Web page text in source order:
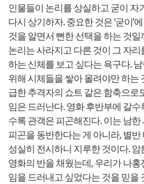
인물들이 논리를 상실하고 굳이 자
다시 상기하자. 중요한 것은 ‘굳이’
것을 알면서 뻔한 선택을 하는 것
논리는 사라지고 다른 것이 그 자
하는 신체를 보고 싶다는 욕구다.
위해 시체들을 쌓아 올려야만 하는
급한 추격자의 쇼트 같은 함축으로
임은 드러난다. 영화 후반부에 갈
수록 관객은 피곤해진다. 이는 남
피곤을 동반한다는 게 아니라, 별
성실히 전시하니 지루한 것이다.
영화의 반을 채웠는데, 우리가 나
임을 드러내고 싶었다는 것을 믿을